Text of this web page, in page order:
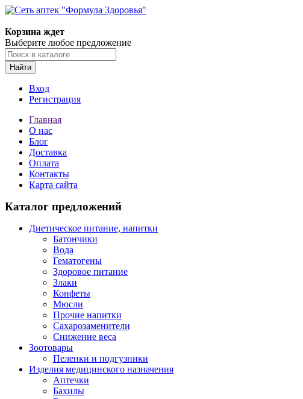
Корзина ждет
Выберите любое предложение
Найти
Вход
Регистрация
Главная
О нас
Блог
Доставка
Оплата
Контакты
Карта сайта
Каталог предложений
Диетическое питание, напитки
Батончики
Вода
Гематогены
Здоровое питание
Злаки
Конфеты
Мюсли
Прочие напитки
Сахарозаменители
Снижение веса
Зоотовары
Пеленки и подгузники
Изделия медицинского назначения
Аптечки
Бахилы